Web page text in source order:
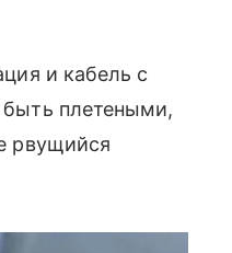
и кабель с
плетеными,
рвущийся